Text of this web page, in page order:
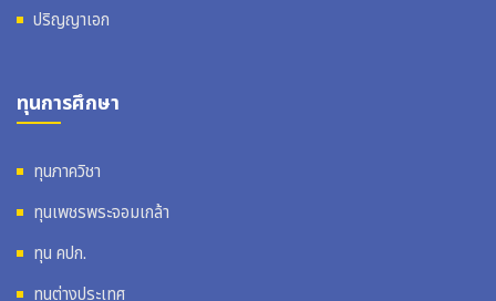
ปริญญาเอก
ทุนการศึกษา
ทุนภาควิชา
ทุนเพชรพระจอมเกล้า
ทุน คปก.
ทุนต่างประเทศ